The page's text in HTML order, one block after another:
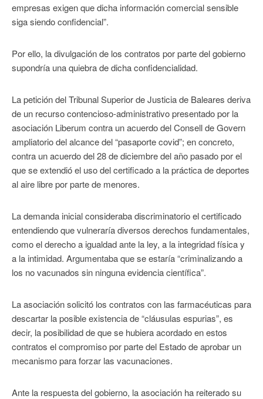
empresas exigen que dicha información comercial sensible
siga siendo confidencial”.
Por ello, la divulgación de los contratos por parte del gobierno
supondría una quiebra de dicha confidencialidad.
La petición del Tribunal Superior de Justicia de Baleares deriva
de un recurso contencioso-administrativo presentado por la
asociación Liberum contra un acuerdo del Consell de Govern
ampliatorio del alcance del “pasaporte covid”; en concreto,
contra un acuerdo del 28 de diciembre del año pasado por el
que se extendió el uso del certificado a la práctica de deportes
al aire libre por parte de menores.
La demanda inicial consideraba discriminatorio el certificado
entendiendo que vulneraría diversos derechos fundamentales,
como el derecho a igualdad ante la ley, a la integridad física y
a la intimidad. Argumentaba que se estaría “criminalizando a
los no vacunados sin ninguna evidencia científica”.
La asociación solicitó los contratos con las farmacéuticas para
descartar la posible existencia de “cláusulas espurias”, es
decir, la posibilidad de que se hubiera acordado en estos
contratos el compromiso por parte del Estado de aprobar un
mecanismo para forzar las vacunaciones.
Ante la respuesta del gobierno, la asociación ha reiterado su